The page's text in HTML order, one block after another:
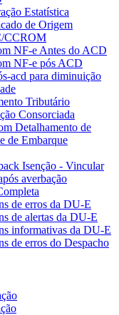
Estatística
de Origem
CCROM
NF-e Antes do ACD
NF-e pós ACD
acd para diminuição
Tributário
Consorciada
Detalhamento de
de Embarque
Isenção - Vincular
averbação
de erros da DU-E
de alertas da DU-E
informativas da DU-E
de erros do Despacho